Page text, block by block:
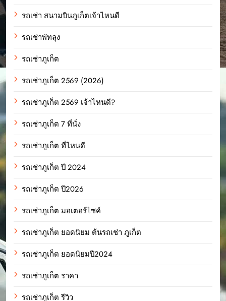
รถเช่า สนามบินภูเก็ตเจ้าไหนดี
รถเช่าพัทลุง
รถเช่าภูเก็ต
รถเช่าภูเก็ต 2569 (2026)
รถเช่าภูเก็ต 2569 เจ้าไหนดี?
รถเช่าภูเก็ต 7 ที่นั่ง
รถเช่าภูเก็ต ที่ไหนดี
รถเช่าภูเก็ต ปี 2024
รถเช่าภูเก็ต ปี2026
รถเช่าภูเก็ต มอเตอร์ไซค์
รถเช่าภูเก็ต ยอดนิยม ต้นรถเช่า ภูเก็ต
รถเช่าภูเก็ต ยอดนิยมปี2024
รถเช่าภูเก็ต ราคา
รถเช่าภูเก็ต รีวิว